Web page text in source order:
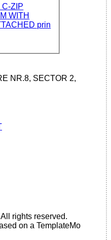
NR.8, SECTOR 2,
rights reserved.
on a TemplateMo